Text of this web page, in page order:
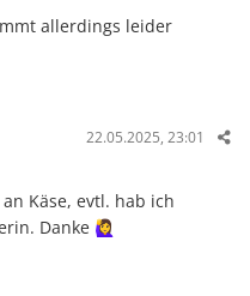
allerdings leider
22.05.2025, 23:01
Käse, evtl. hab ich
Danke 🙋‍♀️